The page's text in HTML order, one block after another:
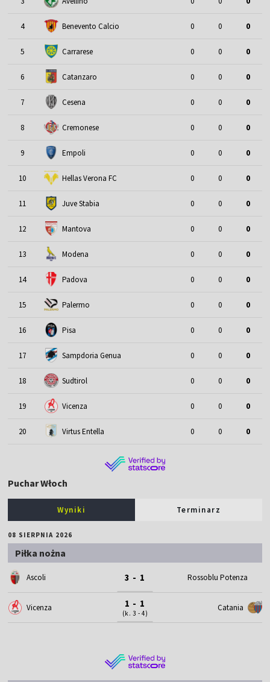
4 Benevento Calcio 0 0 0
5 Carrarese 0 0 0
6 Catanzaro 0 0 0
7 Cesena 0 0 0
8 Cremonese 0 0 0
9 Empoli 0 0 0
10 Hellas Verona FC 0 0 0
11 Juve Stabia 0 0 0
12 Mantova 0 0 0
13 Modena 0 0 0
14 Padova 0 0 0
15 Palermo 0 0 0
16 Pisa 0 0 0
17 Sampdoria Genua 0 0 0
18 Sudtirol 0 0 0
19 Vicenza 0 0 0
20 Virtus Entella 0 0 0
Puchar Włoch
Wyniki Terminarz
08 SIERPNIA 2026
Piłka nożna
Ascoli 3 - 1 Rossoblu Potenza
Vicenza 1 - 1
(k. 3 - 4)
Catania